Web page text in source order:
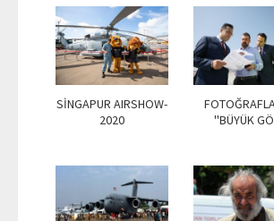
SİNGAPUR AIRSHOW-
2020
''BÜYÜK